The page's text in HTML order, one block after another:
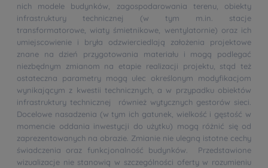
nich modele budynków, zagospodarowania terenu, obiekty
infrastruktury technicznej (w tym m.in. stacje
transformatorowe, wiaty śmietnikowe, wentylatornie) oraz ich
umiejscowienie i bryła odzwierciedlają założenia projektowe
znane na dzień przygotowania materiału i mogą podlegać
niezbędnym zmianom na etapie realizacji projektu, stąd też
ostateczna parametry mogą ulec określonym modyfikacjom
wynikającym z kwestii technicznych, a w przypadku obiektów
infrastruktury technicznej również wytycznych gestorów sieci.
Docelowe nasadzenia (w tym ich gatunek, wielkość i gęstość w
momencie oddania inwestycji do użytku) mogą różnić się od
zaprezentowanych na obrazie. Zmianie nie ulegną istotne cechy
świadczenia oraz funkcjonalność budynków. Przedstawione
wizualizacje nie stanowią w szczególności oferty w rozumieniu